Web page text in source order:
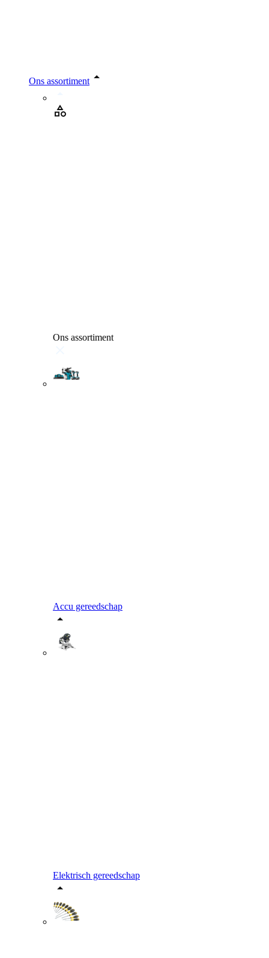
Ons assortiment
Ons assortiment
Accu gereedschap
Elektrisch gereedschap